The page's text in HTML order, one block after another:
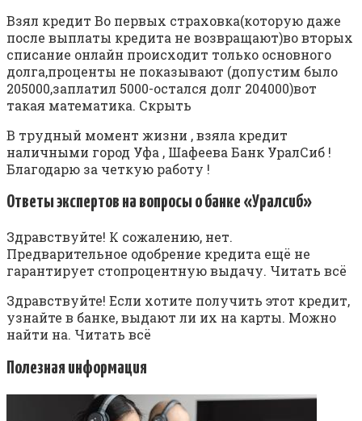
Взял кредит Во первых страховка(которую даже
после выплаты кредита не возвращают)во вторых
списание онлайн происходит только основного
долга,проценты не показывают (допустим было
205000,заплатил 5000-остался долг 204000)вот
такая математика. Скрыть
В трудный момент жизни , взяла кредит
наличными город Уфа , Шафеева Банк УралСиб !
Благодарю за четкую работу !
Ответы экспертов на вопросы о банке «Уралсиб»
Здравствуйте! К сожалению, нет.
Предварительное одобрение кредита ещё не
гарантирует стопроцентную выдачу. Читать всё
Здравствуйте! Если хотите получить этот кредит,
узнайте в банке, выдают ли их на карты. Можно
найти на. Читать всё
Полезная информация